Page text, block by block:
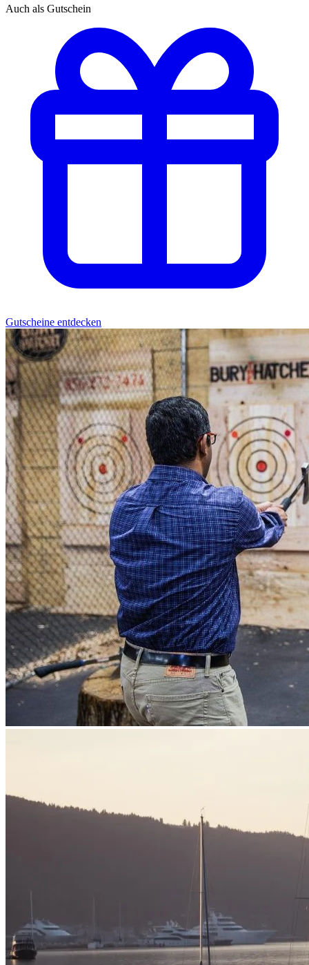
Auch als Gutschein
Gutscheine entdecken